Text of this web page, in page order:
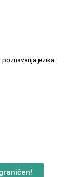
jezika